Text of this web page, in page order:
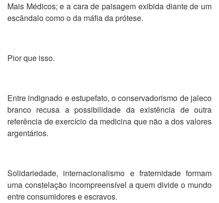
Mais Médicos; e a cara de paisagem exibida diante de um
escândalo como o da máfia da prótese.
Pior que isso.
Entre indignado e estupefato, o conservadorismo de jaleco
branco recusa a possibilidade da existência de outra
referência de exercício da medicina que não a dos valores
argentários.
Solidariedade, internacionalismo e fraternidade formam
uma constelação incompreensível a quem divide o mundo
entre consumidores e escravos.